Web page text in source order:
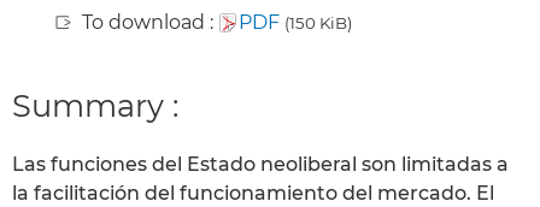
To download :
PDF (150 KiB)
Summary :
Las funciones del Estado neoliberal son limitadas a
la facilitación del funcionamiento del mercado. El